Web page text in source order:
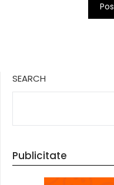
SEARCH
Publicitate